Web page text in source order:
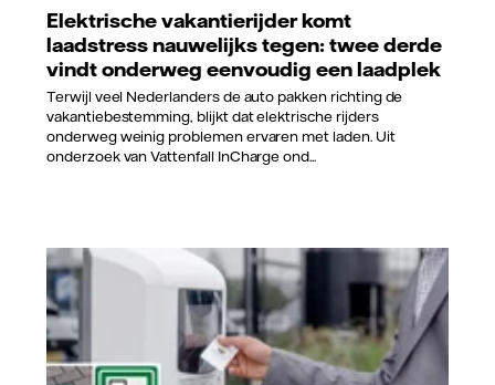
Elektrische vakantierijder komt
laadstress nauwelijks tegen: twee derde
vindt onderweg eenvoudig een laadplek
Terwijl veel Nederlanders de auto pakken richting de
vakantiebestemming, blijkt dat elektrische rijders
onderweg weinig problemen ervaren met laden. Uit
onderzoek van Vattenfall InCharge ond...
Vattenfall/Jorrit Lousberg